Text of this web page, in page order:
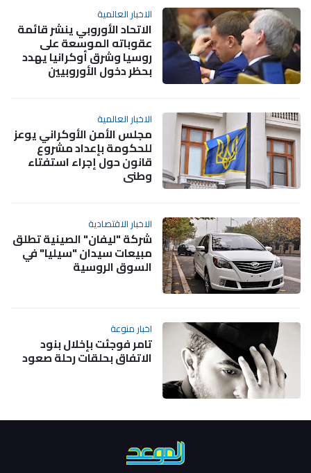
الاخبار العالمية
الاتحاد الأوروبي ينشر قائمة
عقوباته الموسعة على
روسيا وشرق أوكرانيا يهدد
بحظر دخول الأوروبيين
الاخبار العالمية
مجلس الأمن الأوكراني يوعز
للحكومة بإعداد مشروع
قانون حول إجراء استفتاء
وطني
الاخبار الاقتصادية
شركة "ليفان" الصينية تطلق
مبيعات سيدان "سيليا" في
السوق الروسية
اخبار منوعة
تامر فوجئت بإخلال بنود
الاتفاق بحلقات رحلة صعود